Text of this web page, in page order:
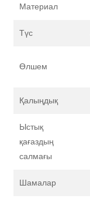
Материал
Түс
Өлшем
Қалыңдық
Ыстық
қағаздың
салмағы
Шамалар